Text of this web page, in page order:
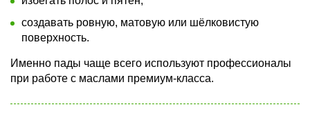
создавать ровную, матовую или шёлковистую
поверхность.
Именно пады чаще всего используют профессионалы
при работе с маслами премиум-класса.